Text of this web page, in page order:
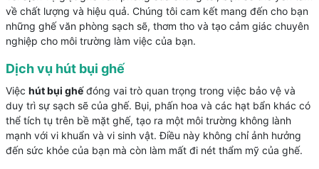
về chất lượng và hiệu quả. Chúng tôi cam kết mang đến cho bạn
những ghế văn phòng sạch sẽ, thơm tho và tạo cảm giác chuyên
nghiệp cho môi trường làm việc của bạn.
Dịch vụ hút bụi ghế
Việc hút bụi ghếđóng vai trò quan trọng trong việc bảo vệ và
duy trì sự sạch sẽ của ghế. Bụi, phấn hoa và các hạt bẩn khác có
thể tích tụ trên bề mặt ghế, tạo ra một môi trường không lành
mạnh với vi khuẩn và vi sinh vật. Điều này không chỉ ảnh hưởng
đến sức khỏe của bạn mà còn làm mất đi nét thẩm mỹ của ghế.